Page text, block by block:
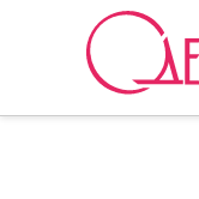
Перейти к